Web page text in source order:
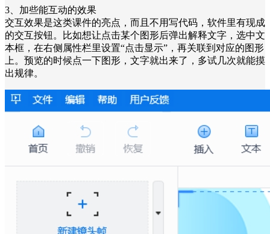
3、加些能互动的效果
交互效果是这类课件的亮点，而且不用写代码，软件里有现成
的交互按钮。比如想让点击某个图形后弹出解释文字，选中文
本框，在右侧属性栏里设置“点击显示”，再关联到对应的图形
上。预览的时候点一下图形，文字就出来了，多试几次就能摸
出规律。